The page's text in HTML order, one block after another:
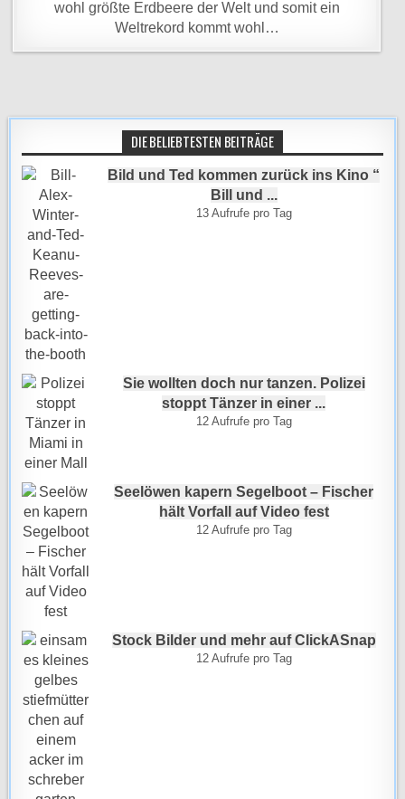
wohl größte Erdbeere der Welt und somit ein
Weltrekord kommt wohl…
DIE BELIEBTESTEN BEITRÄGE
Bild und Ted kommen zurück ins Kino “
Bill und ...
13 Aufrufe pro Tag
Sie wollten doch nur tanzen. Polizei
stoppt Tänzer in einer ...
12 Aufrufe pro Tag
Seelöwen kapern Segelboot – Fischer
hält Vorfall auf Video fest
12 Aufrufe pro Tag
Stock Bilder und mehr auf ClickASnap
12 Aufrufe pro Tag